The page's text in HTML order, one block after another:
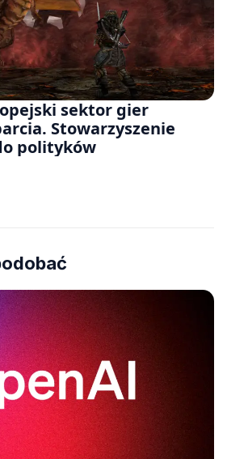
sektor gier
Stowarzyszenie
polityków